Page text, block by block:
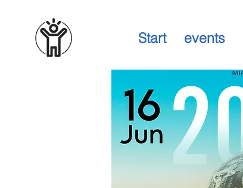
Start events